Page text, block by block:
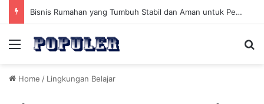
Bisnis Rumahan yang Tumbuh Stabil dan Aman untuk Pendapatan Jangka Panjang
Menu
Home / Lingkungan Belajar